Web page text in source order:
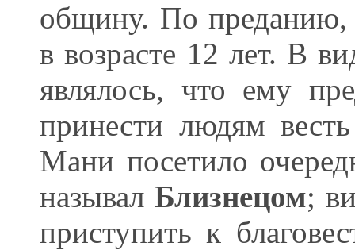
общину. По преданию,
в возрасте 12 лет. В
являлось, что ему
принести людям
Мани посетило
называл Близнецом;
приступить к